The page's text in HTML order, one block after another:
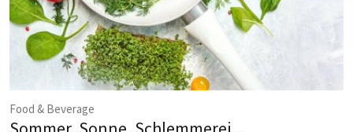
Food & Beverage